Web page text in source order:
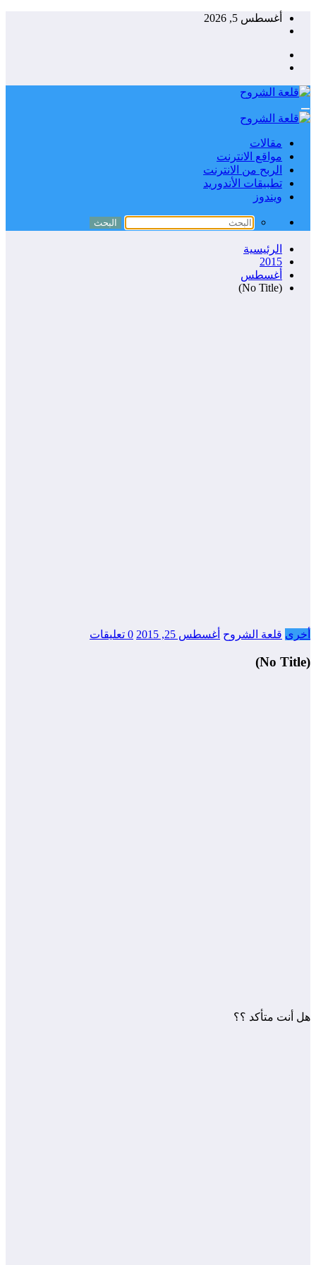
التجاوزأغسطس 5, 2026
مقالات
مواقع الانترنت
الربح من الانترنت
تطبيقات الأندوريد
ويندوز
الرئيسية
2015
أغسطس
(No Title)
أخرى قلعة الشروح أغسطس 25, 2015 0 تعليقات
(No Title)
هل أنت متأكد ؟؟